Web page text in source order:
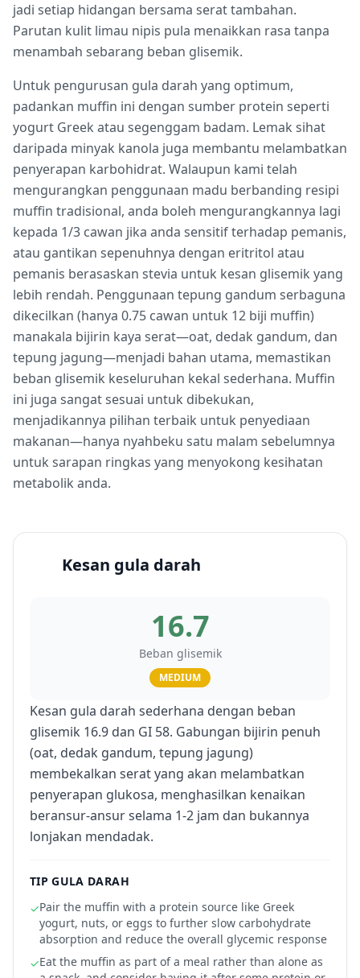
jadi setiap hidangan bersama serat tambahan.
Parutan kulit limau nipis pula menaikkan rasa tanpa
menambah sebarang beban glisemik.
Untuk pengurusan gula darah yang optimum,
padankan muffin ini dengan sumber protein seperti
yogurt Greek atau segenggam badam. Lemak sihat
daripada minyak kanola juga membantu melambatkan
penyerapan karbohidrat. Walaupun kami telah
mengurangkan penggunaan madu berbanding resipi
muffin tradisional, anda boleh mengurangkannya lagi
kepada 1/3 cawan jika anda sensitif terhadap pemanis,
atau gantikan sepenuhnya dengan eritritol atau
pemanis berasaskan stevia untuk kesan glisemik yang
lebih rendah. Penggunaan tepung gandum serbaguna
dikecilkan (hanya 0.75 cawan untuk 12 biji muffin)
manakala bijirin kaya serat—oat, dedak gandum, dan
tepung jagung—menjadi bahan utama, memastikan
beban glisemik keseluruhan kekal sederhana. Muffin
ini juga sangat sesuai untuk dibekukan,
menjadikannya pilihan terbaik untuk penyediaan
makanan—hanya nyahbeku satu malam sebelumnya
untuk sarapan ringkas yang menyokong kesihatan
metabolik anda.
Kesan gula darah
16.7
Beban glisemik
MEDIUM
Kesan gula darah sederhana dengan beban
glisemik 16.9 dan GI 58. Gabungan bijirin penuh
(oat, dedak gandum, tepung jagung)
membekalkan serat yang akan melambatkan
penyerapan glukosa, menghasilkan kenaikan
beransur-ansur selama 1-2 jam dan bukannya
lonjakan mendadak.
TIP GULA DARAH
✓Pair the muffin with a protein source like Greek
yogurt, nuts, or eggs to further slow carbohydrate
absorption and reduce the overall glycemic response
✓Eat the muffin as part of a meal rather than alone as